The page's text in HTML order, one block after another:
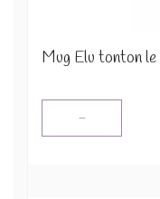
Mug Elu tonton
-